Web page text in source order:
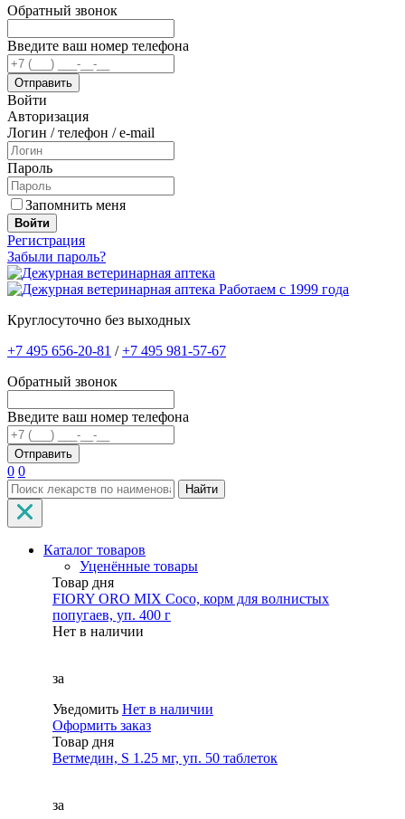
Обратный звонок
Введите ваш номер телефона
Войти
Авторизация
Логин / телефон / e-mail
Пароль
Запомнить меня
Войти
Регистрация
Забыли пароль?
Работаем с 1999 года
Круглосуточно без выходных
+7 495 656-20-81 /+7 495 981-57-67
Обратный звонок
Введите ваш номер телефона
0 0
Найти
Каталог товаров
Уценённые товары
Товар дня
FIORY ORO MIX Coco, корм для волнистых
попугаев, уп. 400 г
Нет в наличии
за
Уведомить Нет в наличии
Оформить заказ
Товар дня
Ветмедин, S 1.25 мг, уп. 50 таблеток
за